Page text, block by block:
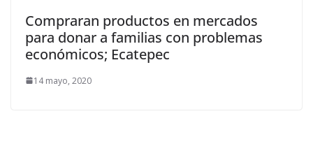
Compraran productos en mercados
para donar a familias con problemas
económicos; Ecatepec
14 mayo, 2020